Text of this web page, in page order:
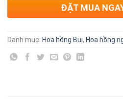
ĐẶT MUA
Danh mục: Hoa hồng Bụi, Hoa hồng